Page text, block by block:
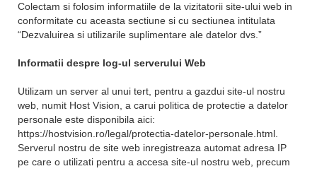
Colectam si folosim informatiile de la vizitatorii site-ului web in
conformitate cu aceasta sectiune si cu sectiunea intitulata
“Dezvaluirea si utilizarile suplimentare ale datelor dvs.”
Informatii despre log-ul serverului Web
Utilizam un server al unui tert, pentru a gazdui site-ul nostru
web, numit Host Vision, a carui politica de protectie a datelor
personale este disponibila aici:
https://hostvision.ro/legal/protectia-datelor-personale.html.
Serverul nostru de site web inregistreaza automat adresa IP
pe care o utilizati pentru a accesa site-ul nostru web, precum